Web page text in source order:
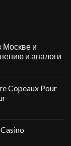
Москве и
и аналоги
Copeaux Pour